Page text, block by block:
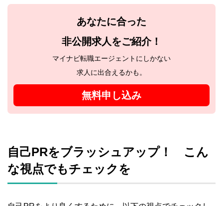
あなたに合った
非公開求人をご紹介！
マイナビ転職エージェントにしかない
求人に出合えるかも。
無料申し込み
自己PRをブラッシュアップ！ こん
な視点でもチェックを